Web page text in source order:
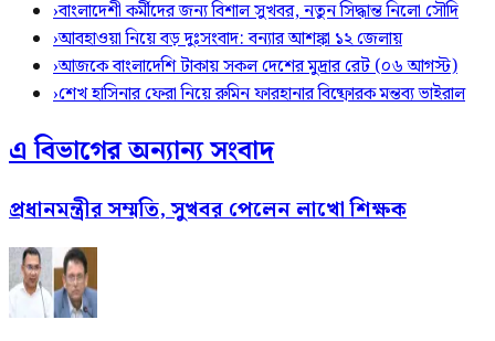
›বাংলাদেশী কর্মীদের জন্য বিশাল সুখবর, নতুন সিদ্ধান্ত নিলো সৌদি
›আবহাওয়া নিয়ে বড় দুঃসংবাদ: বন্যার আশঙ্কা ১২ জেলায়
›আজকে বাংলাদেশি টাকায় সকল দেশের মুদ্রার রেট (০৬ আগস্ট)
›শেখ হাসিনার ফেরা নিয়ে রুমিন ফারহানার বিষ্ফোরক মন্তব্য ভাইরাল
এ বিভাগের অন্যান্য সংবাদ
প্রধানমন্ত্রীর সম্মতি, সুখবর পেলেন লাখো শিক্ষক